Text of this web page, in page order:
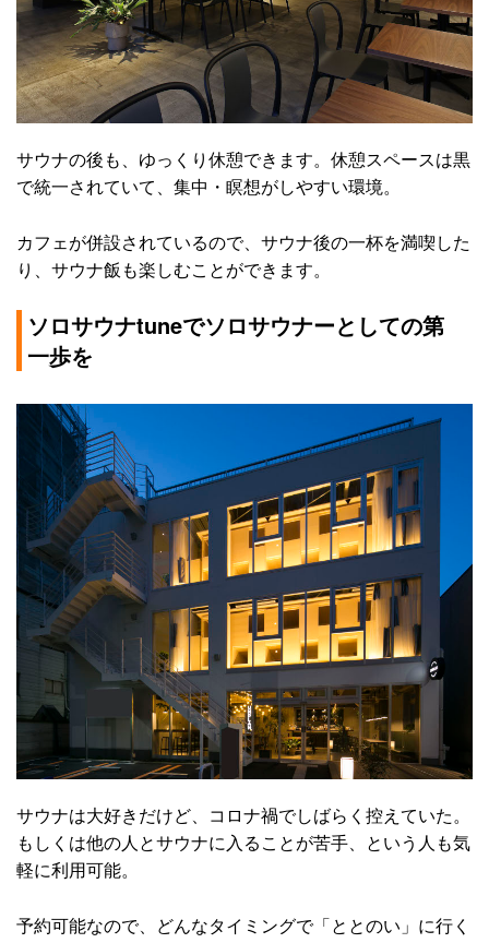
サウナの後も、ゆっくり休憩できます。休憩スペースは黒
で統一されていて、集中・瞑想がしやすい環境。
カフェが併設されているので、サウナ後の一杯を満喫した
り、サウナ飯も楽しむことができます。
ソロサウナtuneでソロサウナーとしての第
一歩を
サウナは大好きだけど、コロナ禍でしばらく控えていた。
もしくは他の人とサウナに入ることが苦手、という人も気
軽に利用可能。
予約可能なので、どんなタイミングで「ととのい」に行く